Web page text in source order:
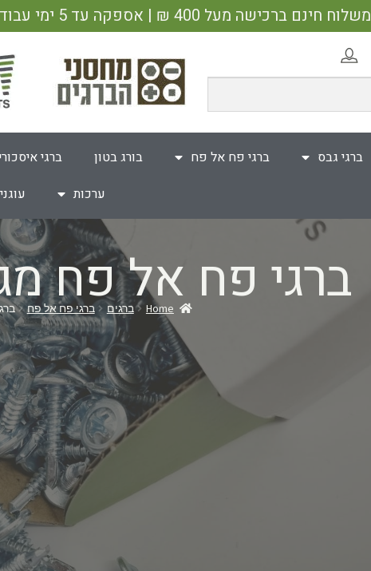
משלוח חינם ברכישה מעל 400 ₪ | אספקה עד 5 ימי עבודה | 25% הנחה על כל האתר בקנייה מעל 750 ש"ח
ברגי גבס ברגי פח אל פח בורג בטון ברגי
ערכות
ברגי פח אל פח
Home ברגים ברגי פח אל פח